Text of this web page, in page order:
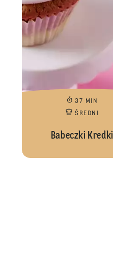
37 MIN
ŚREDNI
Babeczki Kredki